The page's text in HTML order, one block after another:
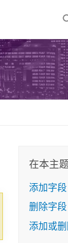
在本主
添加字段
删除字段
添加或